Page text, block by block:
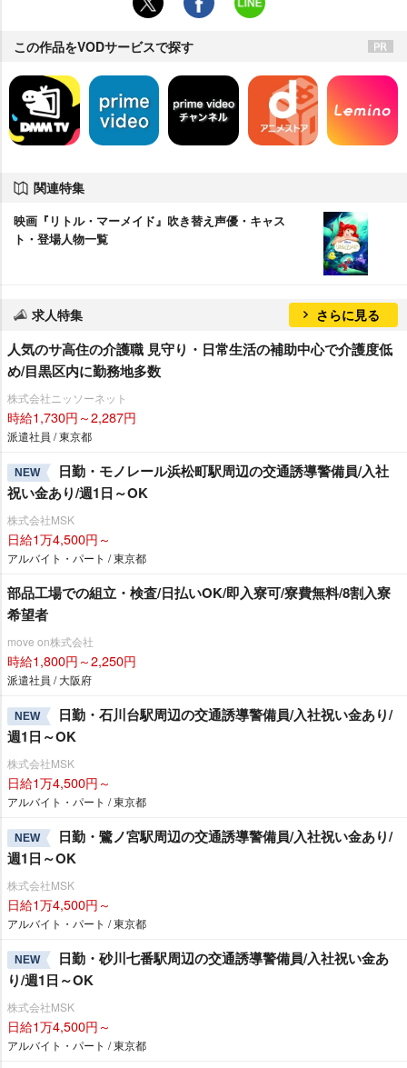
この作品をVODサービスで探す
関連特集
映画『リトル・マーメイド』吹き替え声優・キャス
ト・登場人物一覧
求人特集 さらに見る
人気のサ高住の介護職 見守り・日常生活の補助中心で介護度低
め/目黒区内に勤務地多数
株式会社ニッソーネット
時給1,730円～2,287円
派遣社員 / 東京都
NEW
日勤・モノレール浜松町駅周辺の交通誘導警備員/入社
祝い金あり/週1日～OK
株式会社MSK
日給1万4,500円～
アルバイト・パート / 東京都
部品工場での組立・検査/日払いOK/即入寮可/寮費無料/8割入寮
希望者
move on株式会社
時給1,800円～2,250円
派遣社員 / 大阪府
NEW
日勤・石川台駅周辺の交通誘導警備員/入社祝い金あり/
週1日～OK
株式会社MSK
日給1万4,500円～
アルバイト・パート / 東京都
NEW
日勤・鷺ノ宮駅周辺の交通誘導警備員/入社祝い金あり/
週1日～OK
株式会社MSK
日給1万4,500円～
アルバイト・パート / 東京都
NEW
日勤・砂川七番駅周辺の交通誘導警備員/入社祝い金あ
り/週1日～OK
株式会社MSK
日給1万4,500円～
アルバイト・パート / 東京都